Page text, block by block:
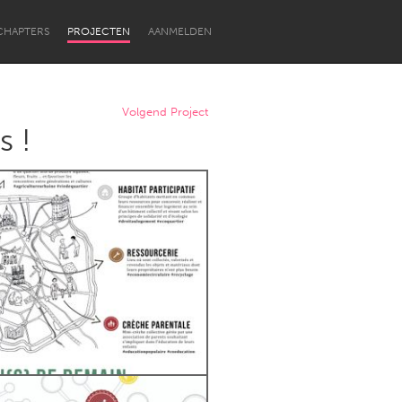
PROJECTEN AANMELDEN
Newcastle
Volgend Project
!